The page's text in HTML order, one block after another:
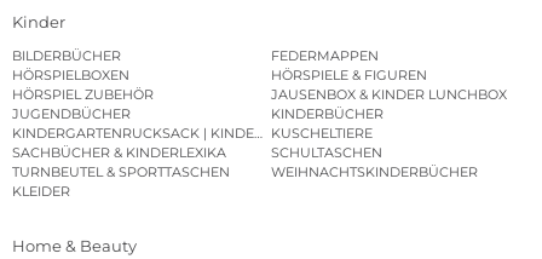
Kinder
BILDERBÜCHER
FEDERMAPPEN
HÖRSPIELBOXEN
HÖRSPIELE & FIGUREN
HÖRSPIEL ZUBEHÖR
JAUSENBOX & KINDER LUNCHBOX
JUGENDBÜCHER
KINDERBÜCHER
KINDERGARTENRUCKSACK | KINDERGARTENBEUTEL
KUSCHELTIERE
SACHBÜCHER & KINDERLEXIKA
SCHULTASCHEN
TURNBEUTEL & SPORTTASCHEN
WEIHNACHTSKINDERBÜCHER
KLEIDER
Home & Beauty